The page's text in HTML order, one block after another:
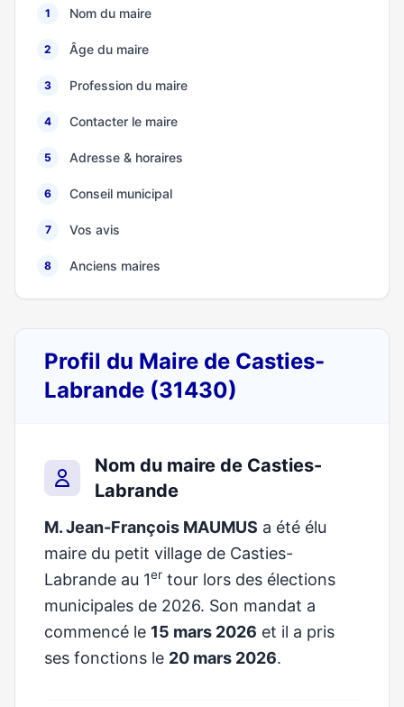
1 Nom du maire
2 Âge du maire
3 Profession du maire
4 Contacter le maire
5 Adresse & horaires
6 Conseil municipal
7 Vos avis
8 Anciens maires
Profil du Maire de Casties-
Labrande (31430)
Nom du maire de Casties-
Labrande
M. Jean-François MAUMUS a été élu
maire du petit village de Casties-
Labrande au 1er tour lors des élections
municipales de 2026. Son mandat a
commencé le 15 mars 2026 et il a pris
ses fonctions le 20 mars 2026.